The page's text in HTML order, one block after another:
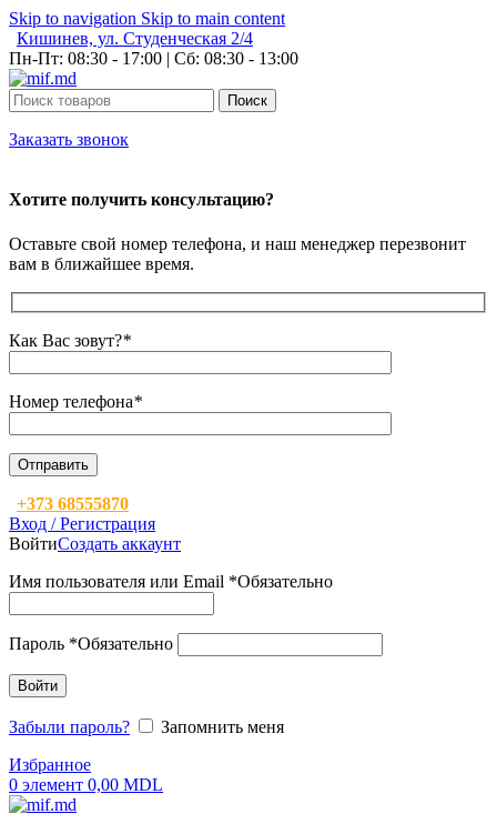
Skip to navigation Skip to main content
Кишинев, ул. Студенческая 2/4
Пн-Пт: 08:30 - 17:00 | Сб: 08:30 - 13:00
Поиск
Заказать звонок
Хотите получить консультацию?
Оставьте свой номер телефона, и наш менеджер перезвонит
вам в ближайшее время.
Как Вас зовут?*
Номер телефона*
+373 68555870
Вход / Регистрация
ВойтиСоздать аккаунт
Имя пользователя или Email *Обязательно
Пароль *Обязательно
Войти
Забыли пароль?
Запомнить меня
Избранное
0 элемент 0,00 MDL